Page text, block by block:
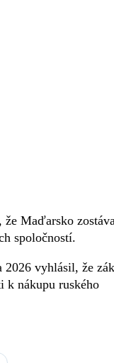
Maďarsko
spoločností.
2026 vyhlásil, že
k nákupu ruského